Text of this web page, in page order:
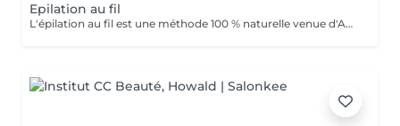
Epilation au fil
L'épilation au fil est une méthode 100 % naturelle venue d'Asie et du Moyen-Orient. Elle consiste à utiliser un fil de coton torsadé pour retirer le poil à la racine avec une grande précision. Idéale pour les zones sensibles du visage (sourcils, lèvre, menton, joues...), cette technique est douce, hygiénique et adaptée à tous les types de peau, même les plus réactives. Le fil permet de dessiner des lignes nettes et parfaitement définies tout en évitant les irritations souvent causées par la cire ou la pince. * Les avantages: Résultat net et précis Repousse plus lente et plus fine Méthode naturelle, sans produit chimique Moins de risque de poils incarnés Convient aux peaux sensibles